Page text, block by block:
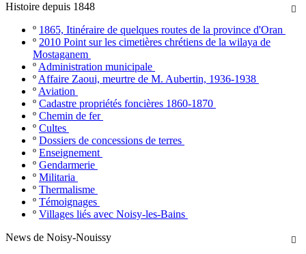

Histoire depuis 1848
º 1865, Itinéraire de quelques routes de la province d'Oran
º 2010 Point sur les cimetières chrétiens de la wilaya de
Mostaganem
º Administration municipale
º Affaire Zaoui, meurtre de M. Aubertin, 1936-1938
º Aviation
º Cadastre propriétés foncières 1860-1870
º Chemin de fer
º Cultes
º Dossiers de concessions de terres
º Enseignement
º Gendarmerie
º Militaria
º Thermalisme
º Témoignages
º Villages liés avec Noisy-les-Bains

News de Noisy-Nouissy